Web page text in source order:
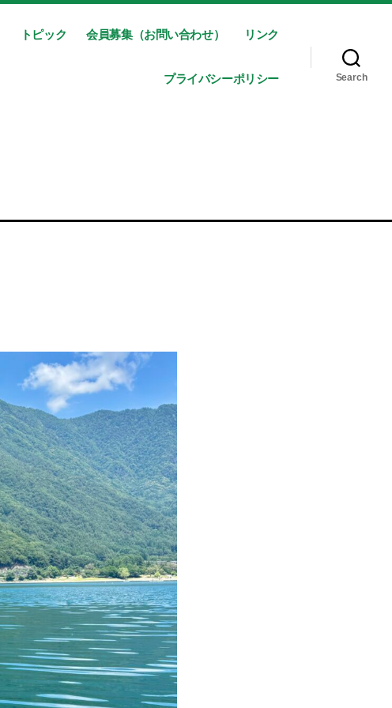
トピック 会員募集（お問い合わせ） リンク
プライバシーポリシー Search